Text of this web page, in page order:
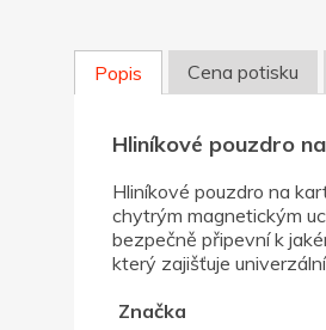
Popis Cena potisku
Hliníkové pouzdro
Hliníkové pouzdro na
chytrým magnetickým
bezpečně připevní k
který zajišťuje
Značka